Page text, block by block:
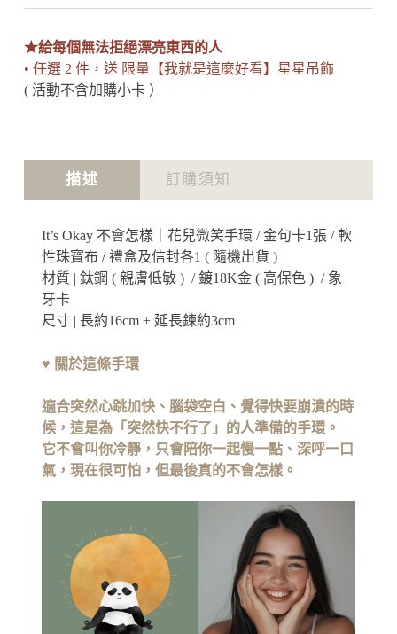
★給每個無法拒絕漂亮東西的人
• 任選 2 件，送 限量【我就是這麼好看】星星吊飾
( 活動不含加購小卡 ）
描述 訂購須知
It’s Okay 不會怎樣｜花兒微笑手環 / 金句卡1張 / 軟
性珠寶布 / 禮盒及信封各1 ( 隨機出貨 )
材質 | 鈦鋼 ( 親膚低敏 ) / 鍍18K金 ( 高保色 ) / 象
牙卡
尺寸 | 長約16cm + 延長鍊約3cm
♥ 關於這條手環
適合突然心跳加快、腦袋空白、覺得快要崩潰的時
候， 這是為「突然快不行了」的人準備的手環。
它不會叫你冷靜，只會陪你一起慢一點、深呼一口
氣， 現在很可怕，但最後真的不會怎樣。